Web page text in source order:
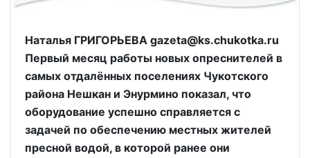
Наталья ГРИГОРЬЕВА gazeta@ks.chukotka.ru
Первый месяц работы новых опреснителей в
самых отдалённых поселениях Чукотского
района Нешкан и Энурмино показал, что
оборудование успешно справляется с
задачей по обеспечению местных жителей
пресной водой, в которой ранее они